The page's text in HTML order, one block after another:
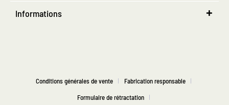
Informations
Conditions générales de vente
Fabrication responsable
Formulaire de rétractation